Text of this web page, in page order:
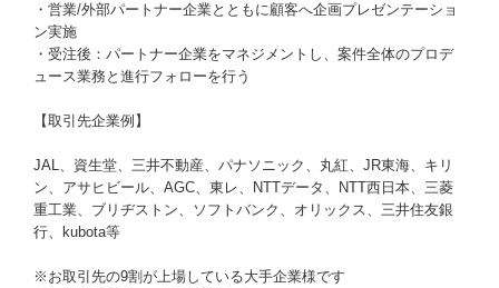
・営業/外部パートナー企業とともに顧客へ企画プレゼンテーショ
ン実施
・受注後：パートナー企業をマネジメントし、案件全体のプロデ
ュース業務と進行フォローを行う
【取引先企業例】
JAL、資生堂、三井不動産、パナソニック、丸紅、JR東海、キリ
ン、アサヒビール、AGC、東レ、NTTデータ、NTT西日本、三菱
重工業、ブリヂストン、ソフトバンク、オリックス、三井住友銀
行、kubota等
※お取引先の9割が上場している大手企業様です